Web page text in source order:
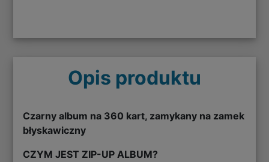
Opis produktu
Czarny album na 360 kart, zamykany na zamek
błyskawiczny
CZYM JEST ZIP-UP ALBUM?